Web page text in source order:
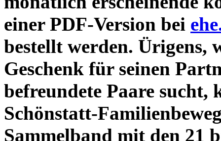
einer PDF-Version bei
bestellt werden. Ürigens,
Geschenk für seinen
befreundete Paare
Schönstatt-
Sammelband mit den 21